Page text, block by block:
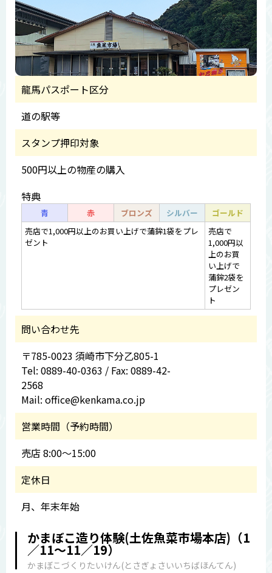
龍馬パスポート区分
道の駅等
スタンプ押印対象
500円以上の物産の購入
特典
青 赤 ブロンズ シルバー
ゴールド
売店で1,000円以上のお買い上げで蒲鉾1袋をプレ
ゼント
売店で
1,000円以
上のお買
い上げで
蒲鉾2袋を
プレゼン
ト
問い合わせ先
〒785-0023 須崎市下分乙805-1
Tel: 0889-40-0363 / Fax: 0889-42-
2568
Mail: office@kenkama.co.jp
営業時間（予約時間）
売店 8:00～15:00
定休日
月、年末年始
かまぼこ造り体験(土佐魚菜市場本店)（1
／11〜11／19）
かまぼこづくりたいけん(とさぎょさいいちばほんてん)